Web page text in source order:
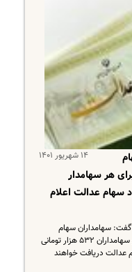
۱۴ شهریور ۱۴۰۱
هر سهامدار
عدالت اعلام
سهامداران سهام
عدالت ۱ میلیون تومانی در حدود ۲ میلیون تومان و سهامداران ۵۳۲ هزار تومانی
عدالت دریافت خواهند